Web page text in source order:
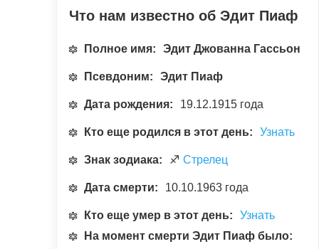
Что нам известно об Эдит Пиаф
Полное имя: Эдит Джованна Гассьон
Псевдоним: Эдит Пиаф
Дата рождения: 19.12.1915 года
Кто еще родился в этот день: Узнать
Знак зодиака: ♐ Стрелец
Дата смерти: 10.10.1963 года
Кто еще умер в этот день:
Узнать
На момент смерти Эдит Пиаф было: